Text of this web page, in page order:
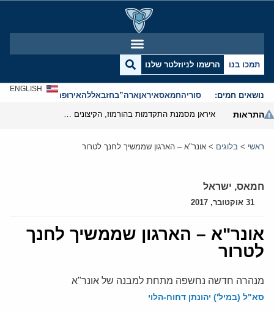
תמכו בנו הרשמו לניוזלטר שלנו
נושאים חמים: סוריהחמאסאיראןארה”בחזבאללהאירופהאנטישמיות
ENGLISH
התראות
ראשי > בלוגים > אונר"א – הארגון שממשיך לחנך לטרור
חמאס, ישראל
31 אוקטובר, 2017
אונר"א – הארגון שממשיך לחנך
לטרור
מנהרה חדשה נחשפה מתחת למבנה של אונר"א
סא"ל (במיל') יהונתן דחוח-הלוי